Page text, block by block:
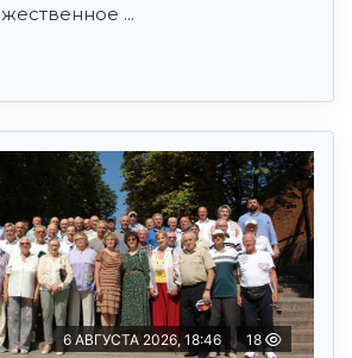
...
6 АВГУСТА 2026, 18:46 18